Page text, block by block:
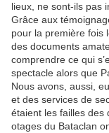
lieux, ne sont-ils pas
Grâce aux
pour la première fois
des documents
comprendre ce qui
spectacle alors que
Nous avons, aussi,
et des services de
étaient les failles des
otages du Bataclan